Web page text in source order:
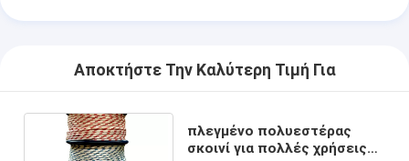
Αποκτήστε Την Καλύτερη Τιμή Για
πλεγμένο πολυεστέρας
σκοινί για πολλές χρήσεις